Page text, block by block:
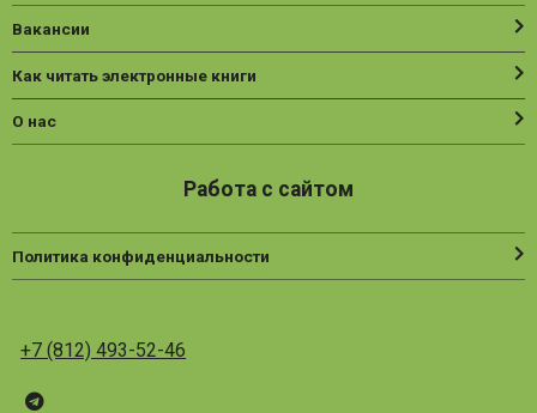
Вакансии
Как читать электронные книги
О нас
Работа с сайтом
Политика конфиденциальности
+7 (812) 493-52-46
Telegram